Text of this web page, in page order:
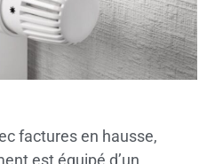
factures en hausse,
est équipé d’un